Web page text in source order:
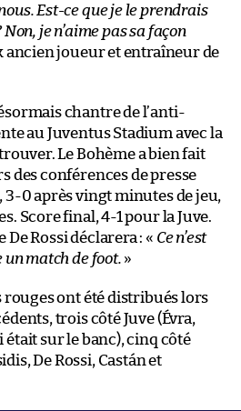
Est-ce que je le prendrais
je n’aime pas sa façon
ancien joueur et entraîneur de
chantre de l’anti-
au Juventus Stadium avec la
Le Bohème a bien fait
des conférences de presse
3-0 après vingt minutes de jeu,
Score final, 4-1 pour la Juve.
Rossi déclarera : « Ce n’est
un match de foot. »
ont été distribués lors
trois côté Juve (Évra,
sur le banc), cinq côté
De Rossi, Castán et